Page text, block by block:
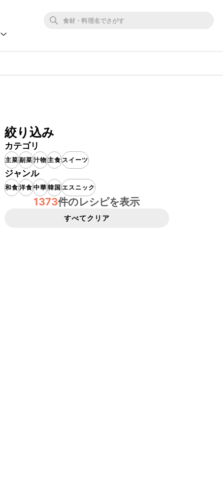
絞り込み
カテゴリ
主菜副菜汁物主食スイーツ
ジャンル
和食洋食中華韓国エスニック
1373件のレシピを表示
すべてクリア